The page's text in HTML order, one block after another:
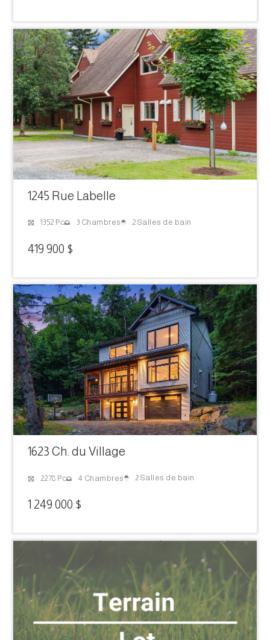
1245 Rue Labelle
1352 Pc 3 Chambres 2 Salles de bain
419 900 $
1623 Ch. du Village
2278 Pc 4 Chambres 2 Salles de bain
1 249 000 $